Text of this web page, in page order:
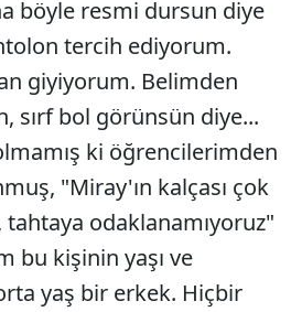
böyle resmi dursun diye
tercih ediyorum.
giyiyorum. Belimden
sırf bol görünsün diye...
ki öğrencilerimden
"Miray'ın kalçası çok
odaklanamıyoruz"
bu kişinin yaşı ve
yaş bir erkek. Hiçbir